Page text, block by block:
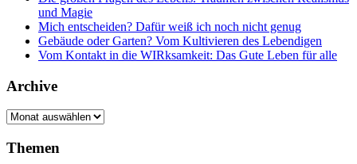
und Magie
Mich entscheiden? Dafür weiß ich noch nicht genug
Gebäude oder Garten? Vom Kultivieren des Lebendigen
Vom Kontakt in die WIRksamkeit: Das Gute Leben für alle
Archive
Archive
Themen